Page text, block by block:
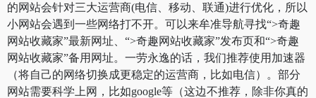
的网站会针对三大运营商(电信、移动、联通)进行优化，所以
小网站会遇到一些网络打不开。可以来牟准导航寻找“>奇趣
网站收藏家”最新网址、“>奇趣网站收藏家”发布页和“>奇趣
网站收藏家”备用网址。一劳永逸的话，我们推荐使用加速器
（将自己的网络切换成更稳定的运营商，比如电信）。部分
网站需要科学上网，比如google等（这边不推荐，除非你真的